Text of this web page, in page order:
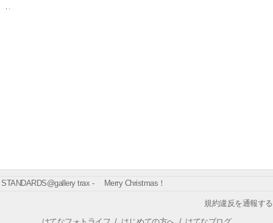
STANDARDS@gallery trax - Merry Christmas！
規約違反を通報する